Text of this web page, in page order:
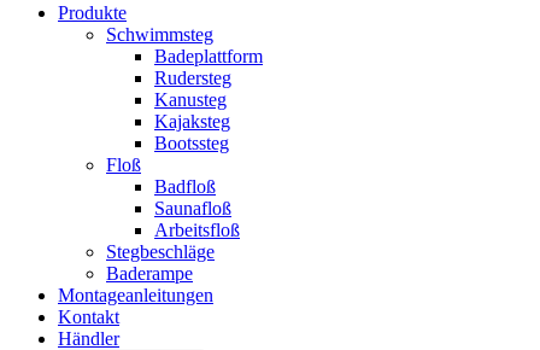
Produkte
Schwimmsteg
Badeplattform
Rudersteg
Kanusteg
Kajaksteg
Bootssteg
Floß
Badfloß
Saunafloß
Arbeitsfloß
Stegbeschläge
Baderampe
Montageanleitungen
Kontakt
Händler